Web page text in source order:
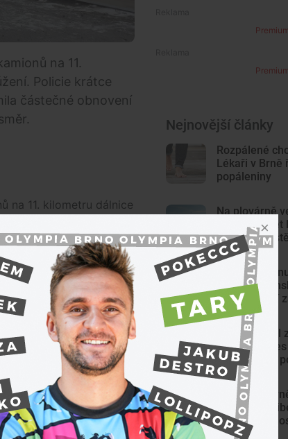
na 11.
Policie krátce
částečné obnovení
na 11. kilometru dálnice
tedy zhruba 12
je v místě
Brna, v místě zúžení z
stát napříč dálnicí.
vozy vzplanuly, oba
. Hasiči již vyprostili
povedlo i díky změně
době v režimu 1+1,
opatrností,"napsala
Premium
Premium
Nejnovější články
Rozpálené
Lékaři v Brně
popáleniny
Na plovárně
popralo
kamery i
Pokladny
chtěl z
odvézt zboží
Požár vyhnal
ubytovny
zvířat. Hořel
Fotbalisté
zkusí proti